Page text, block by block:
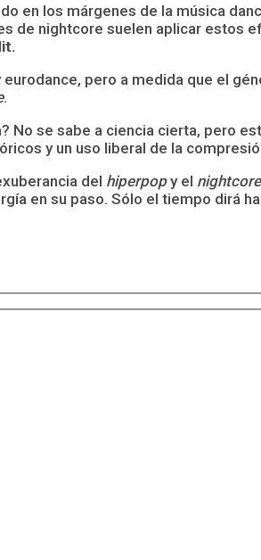
en los márgenes de la música
de nightcore suelen aplicar estos
pero a medida que el
.
No se sabe a ciencia cierta, pero
y un uso liberal de la
del hiperpopy el nightcore
en su paso. Sólo el tiempo dirá